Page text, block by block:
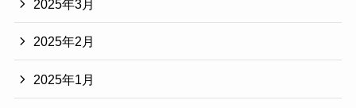
2025年3月
2025年2月
2025年1月